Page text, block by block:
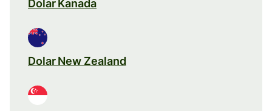
Dolar Kanada
Dolar New Zealand